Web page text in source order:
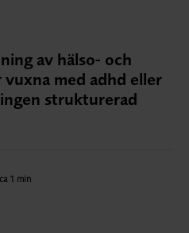
av hälso- och
med adhd eller
strukturerad
LinkedIn
via E-post
1 min